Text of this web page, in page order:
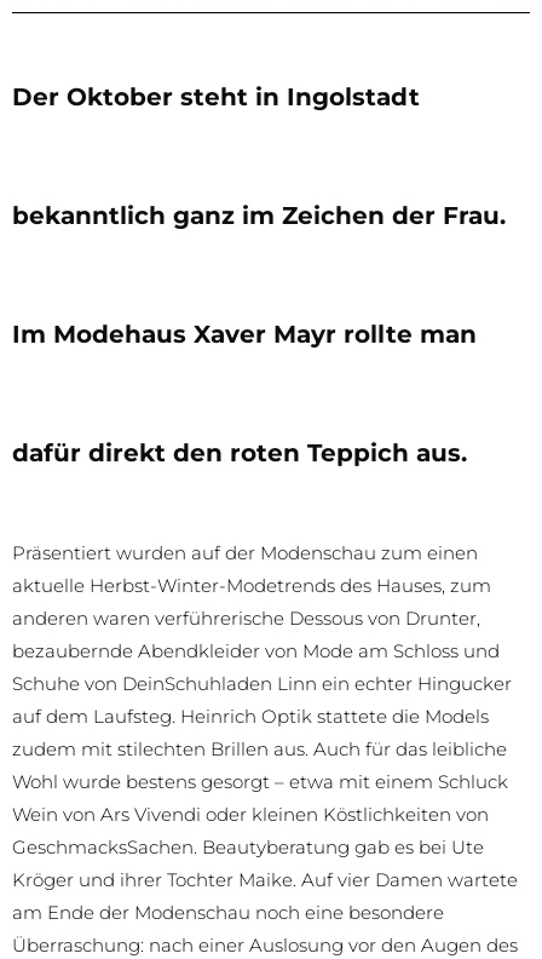
Der Oktober steht in Ingolstadt
bekanntlich ganz im Zeichen der Frau.
Im Modehaus Xaver Mayr rollte man
dafür direkt den roten Teppich aus.
Präsentiert wurden auf der Modenschau zum einen
aktuelle Herbst-Winter-Modetrends des Hauses, zum
anderen waren verführerische Dessous von Drunter,
bezaubernde Abendkleider von Mode am Schloss und
Schuhe von DeinSchuhladen Linn ein echter Hingucker
auf dem Laufsteg. Heinrich Optik stattete die Models
zudem mit stilechten Brillen aus. Auch für das leibliche
Wohl wurde bestens gesorgt – etwa mit einem Schluck
Wein von Ars Vivendi oder kleinen Köstlichkeiten von
GeschmacksSachen. Beautyberatung gab es bei Ute
Kröger und ihrer Tochter Maike. Auf vier Damen wartete
am Ende der Modenschau noch eine besondere
Überraschung: nach einer Auslosung vor den Augen des